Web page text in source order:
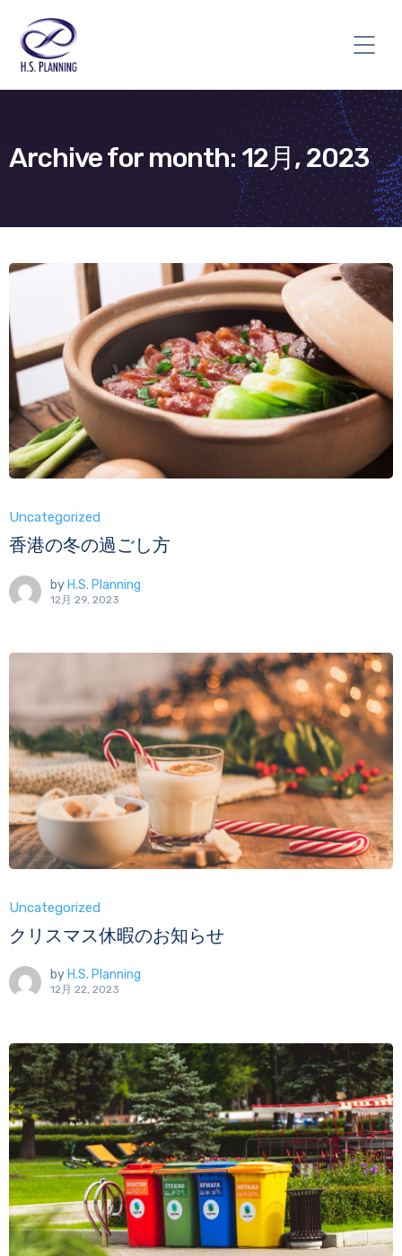
Archive for month: 12月, 2023
Uncategorized
香港の冬の過ごし方
by H.S. Planning
12月 29, 2023
Uncategorized
クリスマス休暇のお知らせ
byH.S. Planning
12月 22, 2023